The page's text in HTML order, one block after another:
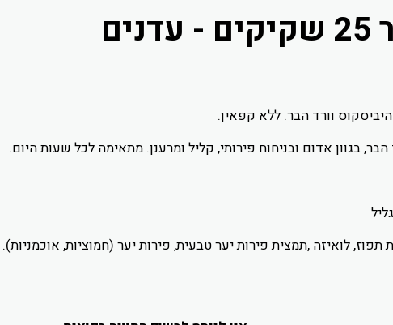
וורד הבר. ללא קפאין.
בגוון אדום ובניחוח פירותי, קליל ומרענן. מתאימה לכל שעות היום.
לואיזה ,תמצית פירות יער טבעית, פירות יער (חמוציות, אוכמניות).